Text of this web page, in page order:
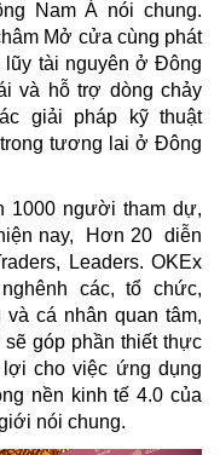
Nam Á nói chung.
Mở cửa cùng phát
tài nguyên ở Đông
và hỗ trợ dòng chảy
giải pháp kỹ thuật
tương lai ở Đông
1000 người tham dự,
nay, Hơn 20 diễn
Leaders. OKEx
các, tổ chức,
cá nhân quan tâm,
góp phần thiết thực
cho việc ứng dụng
nền kinh tế 4.0 của
nói chung.